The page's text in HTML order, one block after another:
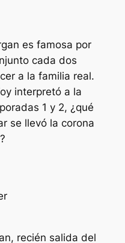
es famosa por
cada dos
a la familia real.
interpretó a la
1 y 2, ¿qué
se llevó la corona
recién salida del